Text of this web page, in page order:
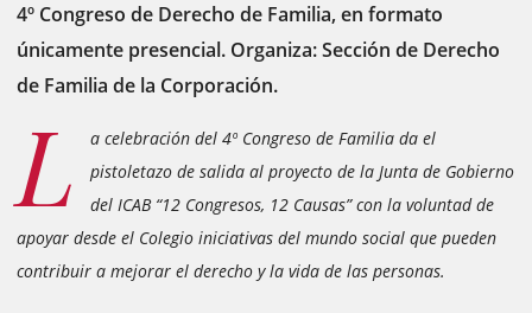
4º Congreso de Derecho de Familia, en formato
únicamente presencial. Organiza: Sección de Derecho
de Familia de la Corporación.
L
a celebración del 4º Congreso de Familia da el
pistoletazo de salida al proyecto de la Junta de Gobierno
del ICAB “12 Congresos, 12 Causas” con la voluntad de
apoyar desde el Colegio iniciativas del mundo social que pueden
contribuir a mejorar el derecho y la vida de las personas.